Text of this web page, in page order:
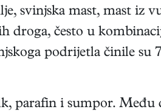
svinjska mast, mast iz
droga, često u
podrijetla činile su
parafin i sumpor. Među